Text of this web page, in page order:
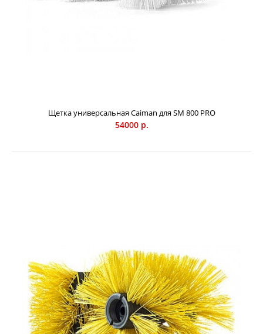
Щетка со смешанной щетиной Caiman
62000 р.
Щетка универсальная Caiman для SM 800 PRO
54000 р.